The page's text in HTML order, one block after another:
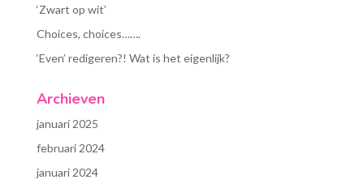
‘Zwart op wit’
Choices, choices…….
‘Even’ redigeren?! Wat is het eigenlijk?
Archieven
januari 2025
februari 2024
januari 2024